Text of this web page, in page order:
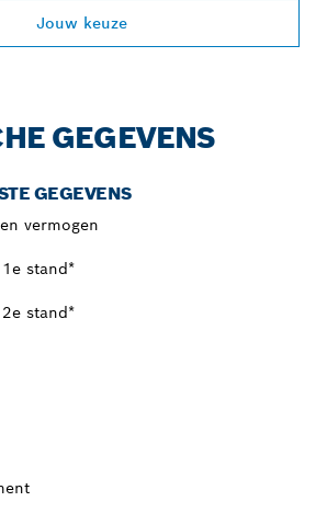
Jouw keuze
GEGEVENS
GEGEVENS
vermogen
stand*
stand*